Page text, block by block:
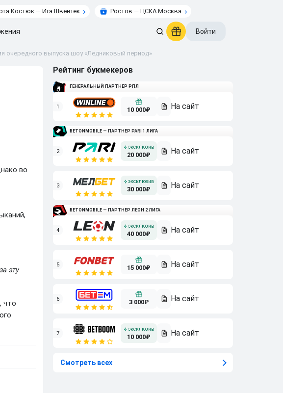
Костюк — Ига Швентек Ростов — ЦСКА Москва
Войти
очередного выпуска шоу «Ледниковый период»
во
эту
что
Рейтинг букмекеров
ГЕНЕРАЛЬНЫЙ ПАРТНЕР РПЛ
1 10 000₽
BETONMOBILE — ПАРТНЕР PARI 1 ЛИГА
2 20 000₽
3 30 000₽
BETONMOBILE — ПАРТНЕР ЛЕОН 2 ЛИГА
4 40 000₽
5 15 000₽
6 3 000₽
7 10 000₽
Смотреть всех